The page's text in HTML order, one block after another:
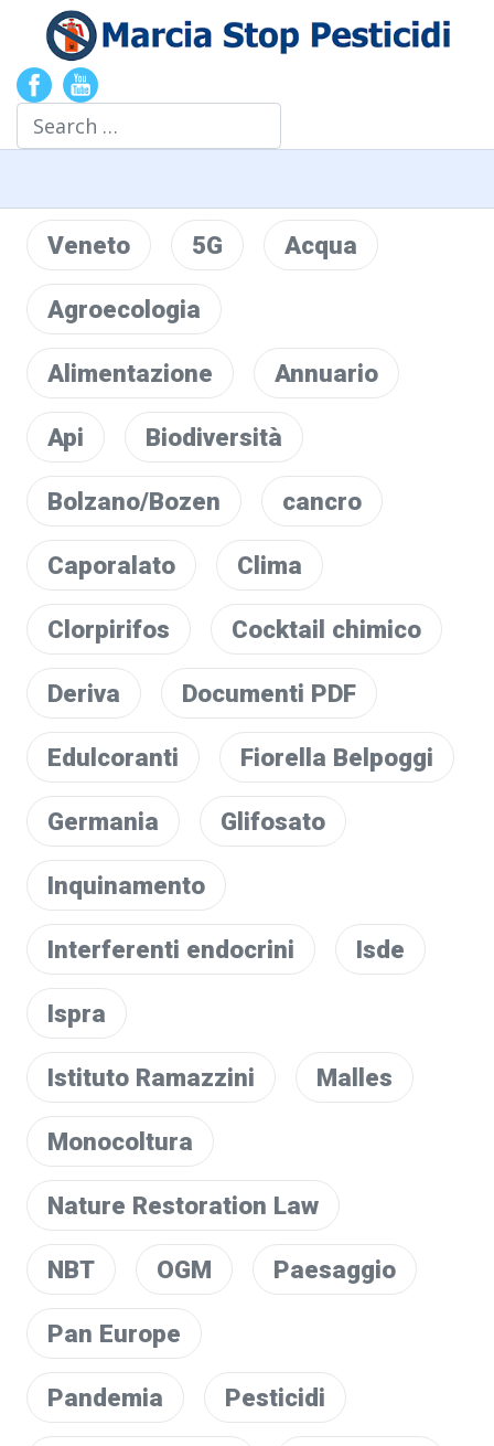
Search
Veneto 5G Acqua
Agroecologia
Alimentazione Annuario
Api Biodiversità
Bolzano/Bozen cancro
Caporalato Clima
Clorpirifos Cocktail chimico
Deriva Documenti PDF
Edulcoranti Fiorella Belpoggi
Germania Glifosato
Inquinamento
Interferenti endocrini Isde
Ispra
Istituto Ramazzini Malles
Monocoltura
Nature Restoration Law
NBT OGM Paesaggio
Pan Europe
Pandemia Pesticidi